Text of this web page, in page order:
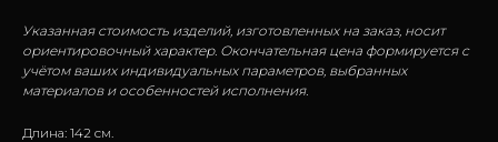
Указанная стоимость изделий, изготовленных на заказ, носит
ориентировочный характер. Окончательная цена формируется с
учётом ваших индивидуальных параметров, выбранных
материалов и особенностей исполнения.
Длина: 142 см.